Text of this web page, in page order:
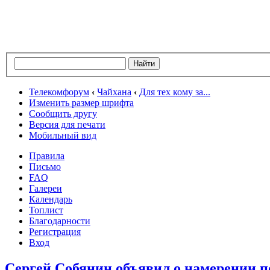
Телекомфорум ‹ Чайхана ‹ Для тех кому за...
Изменить размер шрифта
Сообщить другу
Версия для печати
Мобильный вид
Правила
Письмо
FAQ
Галереи
Календарь
Топлист
Благодарности
Регистрация
Вход